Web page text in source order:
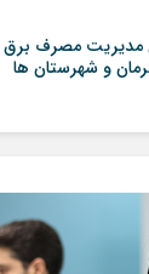
مدیریت مصرف برق
و شهرستان ها